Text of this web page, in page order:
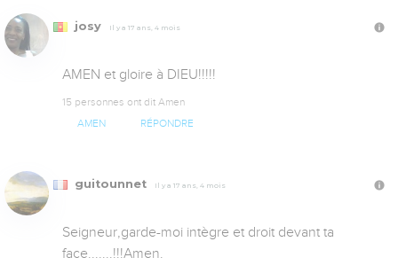
josy Il y a 17 ans, 4 mois
AMEN et gloire à DIEU!!!!!
15 personnes ont dit Amen
AMEN RÉPONDRE
guitounnet Il y a 17 ans, 4 mois
Seigneur,garde-moi intègre et droit devant ta
face.......!!!Amen.